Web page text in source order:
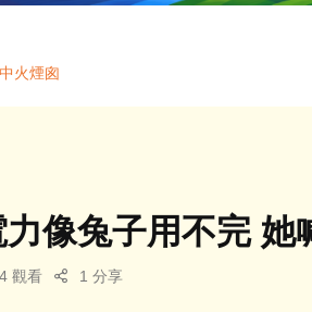
火煙囪
像兔子用不完 她
觀看 1 分享